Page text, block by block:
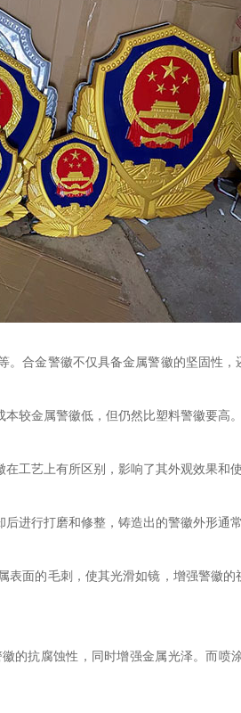
合金警徽不仅具备金属警徽的坚固性
较金属警徽低，但仍然比塑料警徽要高。
工艺上有所区别，影响了其外观效果和使
进行打磨和修整，铸造出的警徽外形通
面的毛刺，使其光滑如镜，增强警徽
的抗腐蚀性，同时增强金属光泽。而